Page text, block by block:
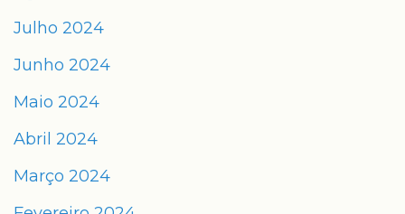
Julho 2024
Junho 2024
Maio 2024
Abril 2024
Março 2024